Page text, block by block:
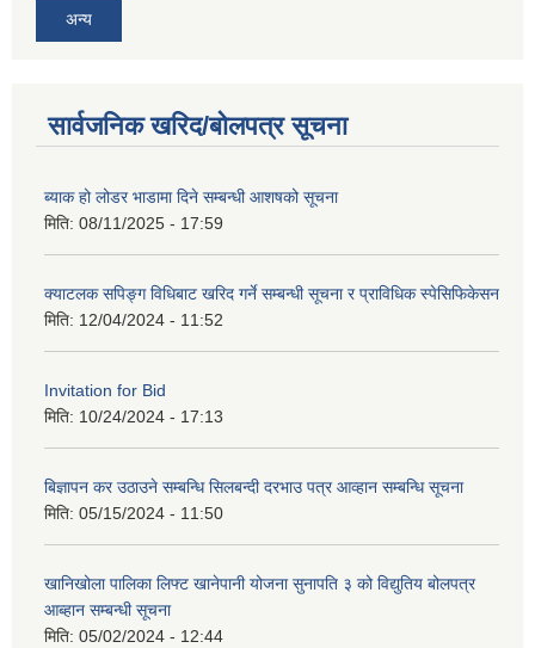
अन्य
सार्वजनिक खरिद/बोलपत्र सूचना
ब्याक हो लोडर भाडामा दिने सम्बन्धी आशषको सूचना
मिति: 08/11/2025 - 17:59
क्याटलक सपिङ्ग विधिबाट खरिद गर्ने सम्बन्धी सूचना र प्राविधिक स्पेसिफिकेसन
मिति: 12/04/2024 - 11:52
Invitation for Bid
मिति: 10/24/2024 - 17:13
बिज्ञापन कर उठाउने सम्बन्धि सिलबन्दी दरभाउ पत्र आव्हान सम्बन्धि सूचना
मिति: 05/15/2024 - 11:50
खानिखोला पालिका लिफ्ट खानेपानी योजना सुनापति ३ को विद्युतिय बोलपत्र
आब्हान सम्बन्धी सूचना
मिति: 05/02/2024 - 12:44